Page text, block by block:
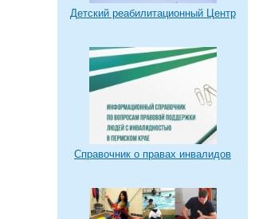
Детский реабилитационный Центр
Справочник о правах инвалидов